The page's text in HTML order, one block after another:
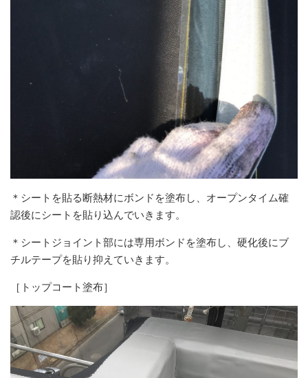
＊シートを貼る断熱材にボンドを塗布し、オープンタイム確
認後にシートを貼り込んでいきます。
＊シートジョイント部には専用ボンドを塗布し、硬化後にブ
チルテープを貼り抑えていきます。
［トップコート塗布］